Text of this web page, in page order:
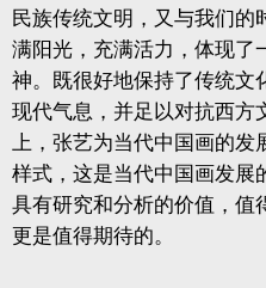
民族传统文明，又与我们的
满阳光，充满活力，体现了
神。既很好地保持了传统文
现代气息，并足以对抗西方
上，张艺为当代中国画的发
样式，这是当代中国画发展
具有研究和分析的价值，值
更是值得期待的。